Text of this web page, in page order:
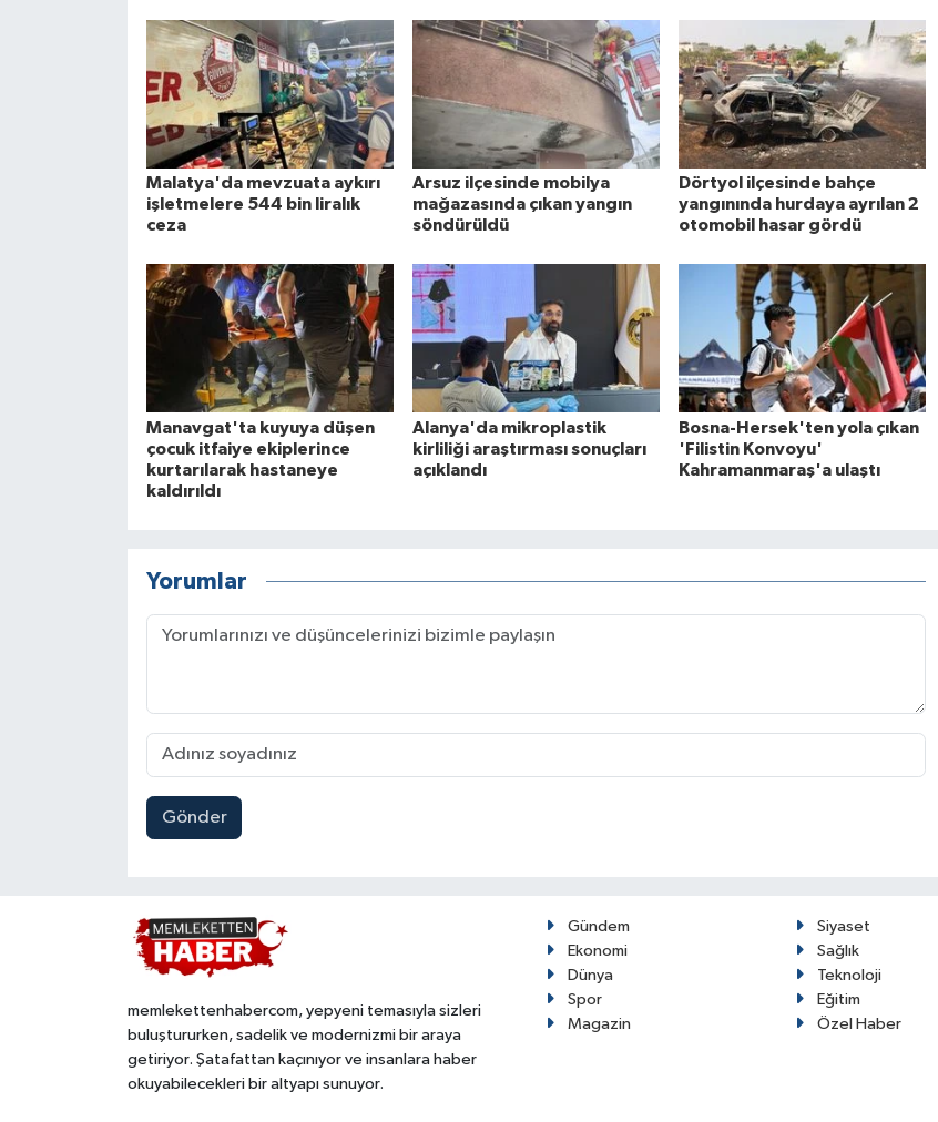
Malatya'da mevzuata aykırı
işletmelere 544 bin liralık
ceza
Arsuz ilçesinde mobilya
mağazasında çıkan yangın
söndürüldü
Dörtyol ilçesinde bahçe
yangınında hurdaya ayrılan 2
otomobil hasar gördü
Manavgat'ta kuyuya düşen
çocuk itfaiye ekiplerince
kurtarılarak hastaneye
kaldırıldı
Alanya'da mikroplastik
kirliliği araştırması sonuçları
açıklandı
Bosna-Hersek'ten yola çıkan
'Filistin Konvoyu'
Kahramanmaraş'a ulaştı
Yorumlar
Gönder
memlekettenhabercom, yepyeni temasıyla sizleri
buluştururken, sadelik ve modernizmi bir araya
getiriyor. Şatafattan kaçınıyor ve insanlara haber
okuyabilecekleri bir altyapı sunuyor.
Gündem
Siyaset
Ekonomi
Sağlık
Dünya
Teknoloji
Spor
Eğitim
Magazin
Özel Haber